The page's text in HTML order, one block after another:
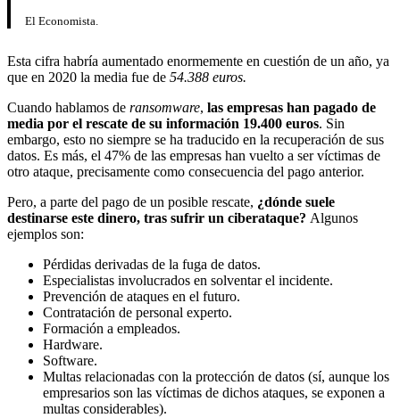
El Economista.
Esta cifra habría aumentado enormemente en cuestión de un año, ya
que en 2020 la media fue de 54.388 euros.
Cuando hablamos de ransomware, las empresas han pagado de
media por el rescate de su información 19.400 euros. Sin
embargo, esto no siempre se ha traducido en la recuperación de sus
datos. Es más, el 47% de las empresas han vuelto a ser víctimas de
otro ataque, precisamente como consecuencia del pago anterior.
Pero, a parte del pago de un posible rescate, ¿dónde suele
destinarse este dinero, tras sufrir un ciberataque? Algunos
ejemplos son:
Pérdidas derivadas de la fuga de datos.
Especialistas involucrados en solventar el incidente.
Prevención de ataques en el futuro.
Contratación de personal experto.
Formación a empleados.
Hardware.
Software.
Multas relacionadas con la protección de datos (sí, aunque los
empresarios son las víctimas de dichos ataques, se exponen a
multas considerables).